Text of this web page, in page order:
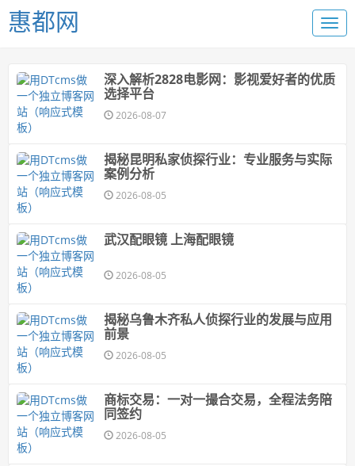
惠都网
深入解析2828电影网：影视爱好者的优质
选择平台
2026-08-07
揭秘昆明私家侦探行业：专业服务与实际
案例分析
2026-08-05
武汉配眼镜 上海配眼镜
2026-08-05
揭秘乌鲁木齐私人侦探行业的发展与应用
前景
2026-08-05
商标交易：一对一撮合交易，全程法务陪
同签约
2026-08-05